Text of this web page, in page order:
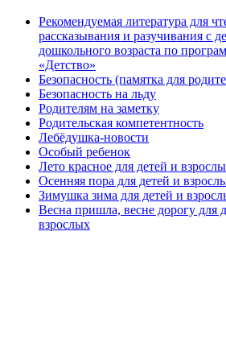
Рекомендуемая литература для
рассказывания и разучивания с
дошкольного возраста по
«Детство»
Безопасность (памятка для
Безопасность на льду
Родителям на заметку
Родительская компетентность
Лебёдушка-новости
Особый ребенок
Лето красное для детей и
Осенняя пора для детей и
Зимушка зима для детей и
Весна пришла, весне дорогу для
взрослых